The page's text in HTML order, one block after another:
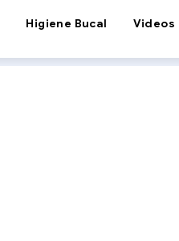
Higiene Bucal Videos